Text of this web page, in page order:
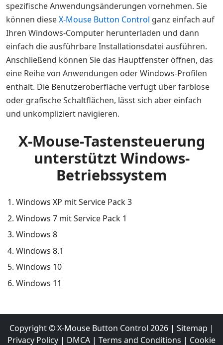
spezifische Anwendungsänderungen vornehmen. Sie
können dieseX-Mouse Button Control ganz einfach auf
Ihren Windows-Computer herunterladen und dann
einfach die ausführbare Installationsdatei ausführen.
Anschließend können Sie das Hauptfenster öffnen, das
eine Reihe von Anwendungen oder Windows-Profilen
enthält. Die Benutzeroberfläche verfügt über farblose
oder grafische Schaltflächen, lässt sich aber einfach
und unkompliziert navigieren.
X-Mouse-Tastensteuerung
unterstützt Windows-
Betriebssystem
Windows XP mit Service Pack 3
Windows 7 mit Service Pack 1
Windows 8
Windows 8.1
Windows 10
Windows 11
Copyright ©X-Mouse Button Control 2026| Sitemap |
Privacy Policy | DMCA | Terms and Conditions | Cookie